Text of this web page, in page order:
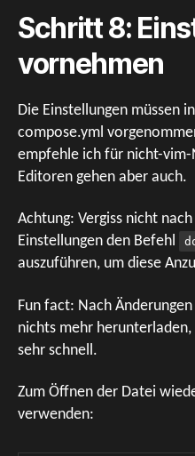
Schritt 8:
vornehmen
Die Einstellungen müssen
compose.yml
empfehle ich für nicht-vim-
Editoren gehen aber auch.
Achtung: Vergiss nicht
Einstellungen den Befehl
auszuführen, um diese
Fun fact: Nach
nichts mehr
sehr schnell.
Zum Öffnen der Datei
verwenden: